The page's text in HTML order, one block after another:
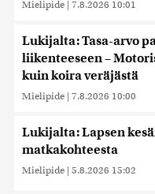
Mielipide | 7.8.2026 10:01
Lukijalta: Tasa-arvo
liikenteeseen –
kuin koira veräjästä
Mielipide | 7.8.2026 10:00
Lukijalta: Lapsen
matkakohteesta
Mielipide | 5.8.2026 15:02